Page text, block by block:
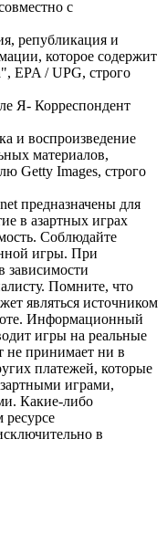
с
републикация и
которое содержит
EPA / UPG, строго
Я- Корреспондент
и воспроизведение
материалов,
Getty Images, строго
предназначены для
в азартных играх
Соблюдайте
игры. При
зависимости
Помните, что
являться источником
Информационный
игры на реальные
не принимает ни в
платежей, которые
играми,
Какие-либо
в